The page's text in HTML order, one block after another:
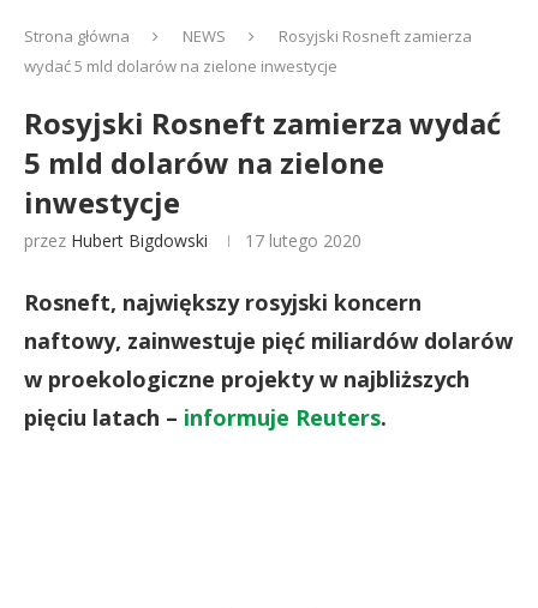
Strona główna NEWS
Rosyjski Rosneft zamierza
wydać 5 mld dolarów na zielone inwestycje
Rosyjski Rosneft zamierza wydać
5 mld dolarów na zielone
inwestycje
przez Hubert Bigdowski 17 lutego 2020
Rosneft, największy rosyjski koncern
naftowy, zainwestuje pięć miliardów dolarów
w proekologiczne projekty w najbliższych
pięciu latach – informuje Reuters.